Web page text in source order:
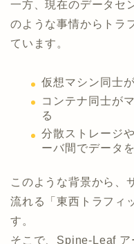
一方、現在のデータセ
のような事情からトラ
ています。
仮想マシン同士
コンテナ同士が
る
分散ストレージ
ーバ間でデータ
このような背景から、
流れる「東西トラフィ
す。
そこで、Spine-Leaf ア